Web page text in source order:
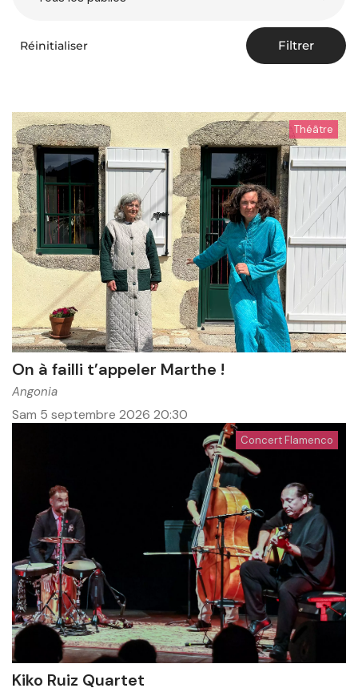
Réinitialiser Filtrer
Théâtre
On à failli t’appeler Marthe !
Angonia
Sam 5 septembre 2026 20:30
Concert Flamenco
Kiko Ruiz Quartet